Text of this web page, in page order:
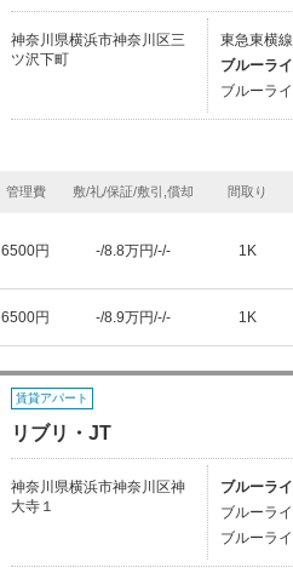
神奈川県横浜市神奈川区三
ツ沢下町
東急東横
ブルーラ
ブルーラ
管理費 敷/礼/保証/敷引,償却 間取り
6500円 -/8.8万円/-/- 1K
6500円 -/8.9万円/-/- 1K
賃貸アパート
リブリ・JT
神奈川県横浜市神奈川区神
大寺１
ブルーラ
ブルーラ
ブルーラ